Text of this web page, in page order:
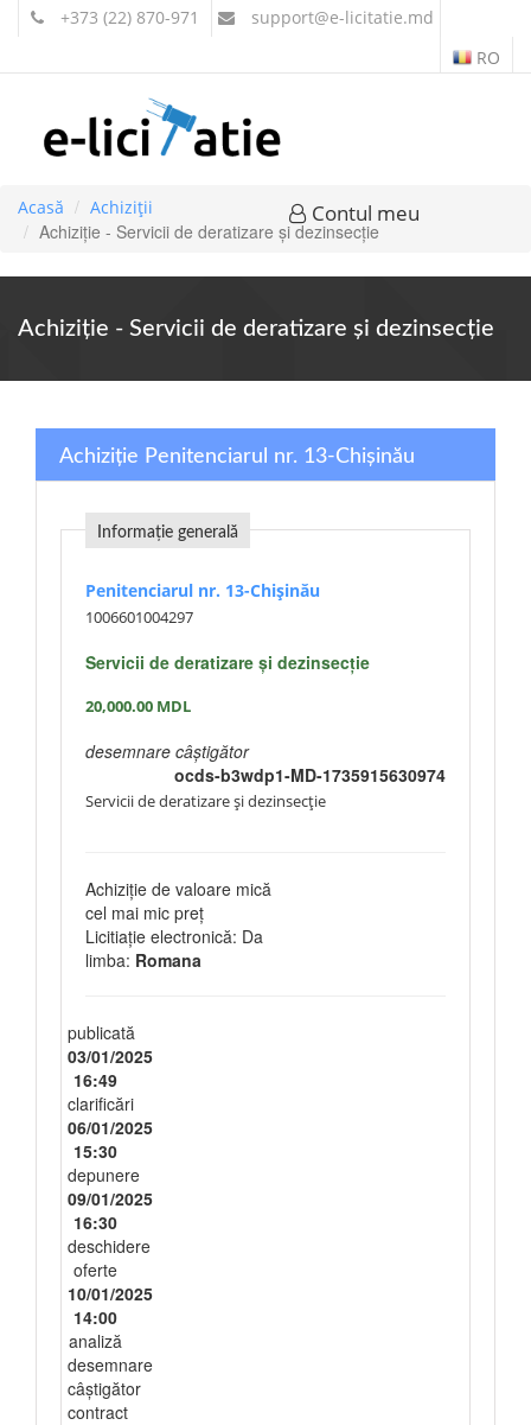
+373 (22) 870-971 support@e-licitatie.md
RO
Contul meu
Acasă Achiziții
Achiziție - Servicii de deratizare și dezinsecție
Achiziție - Servicii de deratizare și dezinsecție
Achiziție Penitenciarul nr. 13-Chișinău
Informație generală
Penitenciarul nr. 13-Chișinău
1006601004297
Servicii de deratizare și dezinsecție
20,000.00 MDL
desemnare câștigător
ocds-b3wdp1-MD-1735915630974
Servicii de deratizare și dezinsecție
Achiziție de valoare mică
cel mai mic preț
Licitiație electronică: Da
limba: Romana
publicată
03/01/2025
16:49
clarificări
06/01/2025
15:30
depunere
09/01/2025
16:30
deschidere
oferte
10/01/2025
14:00
analiză
desemnare
câștigător
contract